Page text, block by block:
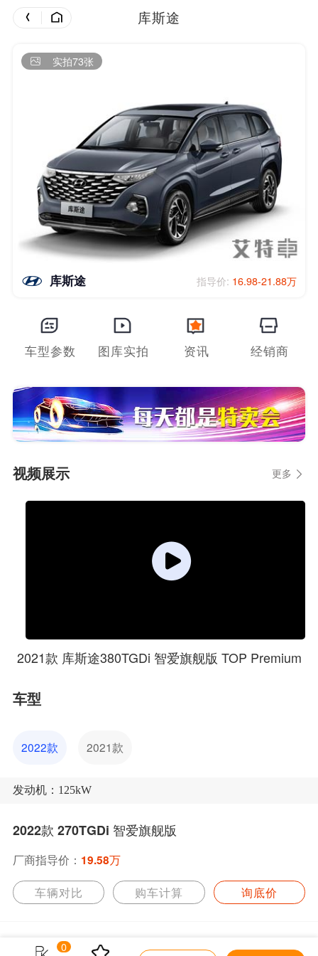
库斯途
实拍73张
库斯途 指导价: 16.98-21.88万
车型参数 图库实拍 资讯 经销商
视频展示 更多
2021款 库斯途380TGDi 智爱旗舰版 TOP Premium
车型
2022款 2021款
发动机：125kW
2022款 270TGDi 智爱旗舰版
厂商指导价： 19.58万
车辆对比 购车计算 询底价
0